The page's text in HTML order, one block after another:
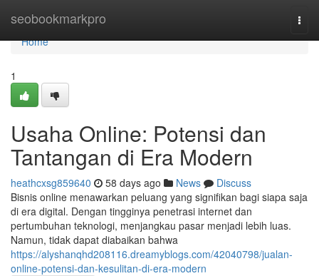
seobookmarkpro
Home
Home
1
Usaha Online: Potensi dan
Tantangan di Era Modern
heathcxsg859640 58 days ago News
Discuss
Bisnis online menawarkan peluang yang signifikan bagi siapa saja
di era digital. Dengan tingginya penetrasi internet dan
pertumbuhan teknologi, menjangkau pasar menjadi lebih luas.
Namun, tidak dapat diabaikan bahwa
https://alyshanqhd208116.dreamyblogs.com/42040798/jualan-
online-potensi-dan-kesulitan-di-era-modern